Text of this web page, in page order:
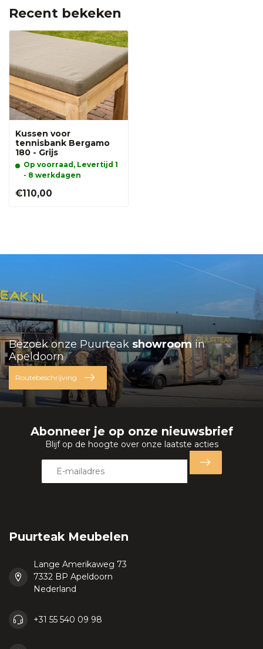
Recent bekeken
Kussen voor
tennisbank Bergamo
180 - Grijs
Op voorraad, Levertijd 1
- 8 werkdagen
€110,00
Bezoek onze Puurteak showroom in
Apeldoorn
Routebeschrijving
Abonneer je op onze nieuwsbrief
Blijf op de hoogte over onze laatste acties
Puurteak Meubelen
Lange Amerikaweg 73
7332 BP Apeldoorn
Nederland
+31 55 540 09 98